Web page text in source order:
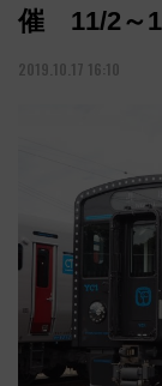
催 11/2～
2019.10.17 16:10